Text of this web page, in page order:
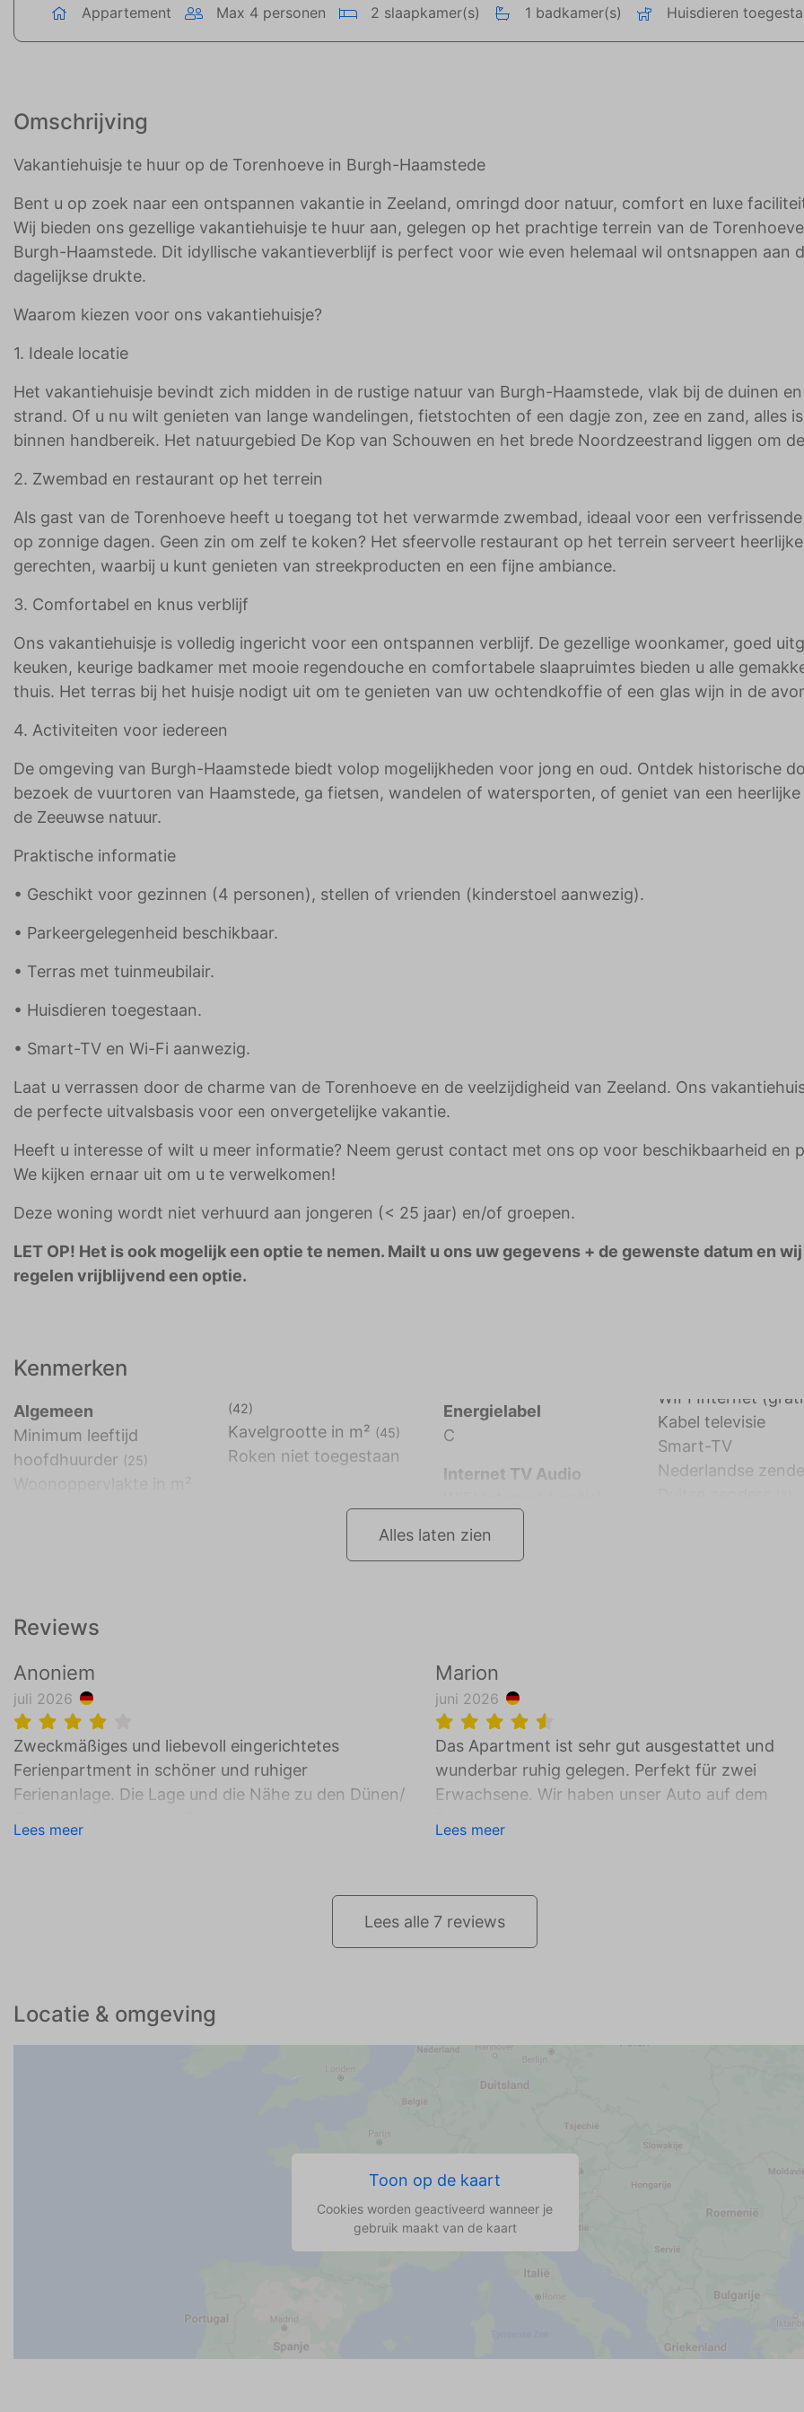
Appartement Max 4 personen 2 slaapkamer(s) 1 badkamer(s) Huisdieren
Omschrijving
Vakantiehuisje te huur op de Torenhoeve in Burgh-Haamstede
Bent u op zoek naar een ontspannen vakantie in Zeeland, omringd door natuur, comfort en luxe
Wij bieden ons gezellige vakantiehuisje te huur aan, gelegen op het prachtige terrein van de
Burgh-Haamstede. Dit idyllische vakantieverblijf is perfect voor wie even helemaal wil ontsnappen aan
dagelijkse drukte.
Waarom kiezen voor ons vakantiehuisje?
1. Ideale locatie
Het vakantiehuisje bevindt zich midden in de rustige natuur van Burgh-Haamstede, vlak bij de duinen
strand. Of u nu wilt genieten van lange wandelingen, fietstochten of een dagje zon, zee en zand, alles is
binnen handbereik. Het natuurgebied De Kop van Schouwen en het brede Noordzeestrand liggen om
2. Zwembad en restaurant op het terrein
Als gast van de Torenhoeve heeft u toegang tot het verwarmde zwembad, ideaal voor een
op zonnige dagen. Geen zin om zelf te koken? Het sfeervolle restaurant op het terrein serveert heerlijke
gerechten, waarbij u kunt genieten van streekproducten en een fijne ambiance.
3. Comfortabel en knus verblijf
Ons vakantiehuisje is volledig ingericht voor een ontspannen verblijf. De gezellige woonkamer, goed
keuken, keurige badkamer met mooie regendouche en comfortabele slaapruimtes bieden u alle
thuis. Het terras bij het huisje nodigt uit om te genieten van uw ochtendkoffie of een glas wijn in de
4. Activiteiten voor iedereen
De omgeving van Burgh-Haamstede biedt volop mogelijkheden voor jong en oud. Ontdek historische
bezoek de vuurtoren van Haamstede, ga fietsen, wandelen of watersporten, of geniet van een heerlijke
de Zeeuwse natuur.
Praktische informatie
• Geschikt voor gezinnen (4 personen), stellen of vrienden (kinderstoel aanwezig).
• Parkeergelegenheid beschikbaar.
• Terras met tuinmeubilair.
• Huisdieren toegestaan.
• Smart-TV en Wi-Fi aanwezig.
Laat u verrassen door de charme van de Torenhoeve en de veelzijdigheid van Zeeland. Ons
de perfecte uitvalsbasis voor een onvergetelijke vakantie.
Heeft u interesse of wilt u meer informatie? Neem gerust contact met ons op voor beschikbaarheid en
We kijken ernaar uit om u te verwelkomen!
Deze woning wordt niet verhuurd aan jongeren (< 25 jaar) en/of groepen.
LET OP! Het is ook mogelijk een optie te nemen. Mailt u ons uw gegevens + de gewenste datum en wij
regelen vrijblijvend een optie.
Kenmerken
Algemeen
Minimum leeftijd
hoofdhuurder (25)
(42)
Kavelgrootte in m² (45)
Roken niet toegestaan
Energielabel
C
Internet TV Audio
Kabel televisie
Smart-TV
Nederlandse
Alles laten zien
Reviews
Anoniem
juli 2026
Zweckmäßiges und liebevoll eingerichtetes
Ferienpartment in schöner und ruhiger
Ferienanlage. Die Lage und die Nähe zu den Dünen/
Lees meer
Marion
juni 2026
Das Apartment ist sehr gut ausgestattet und
wunderbar ruhig gelegen. Perfekt für zwei
Erwachsene. Wir haben unser Auto auf dem
einen wunderschönen Strand, der fußläufig
erreichbar ist. Wir haben uns sehr wohl gefühlt
würden das Apartment wieder buchen.
Lees meer
Lees alle 7 reviews
Locatie & omgeving
Toon op de kaart
Cookies worden geactiveerd wanneer je
gebruik maakt van de kaart
adverteerders.